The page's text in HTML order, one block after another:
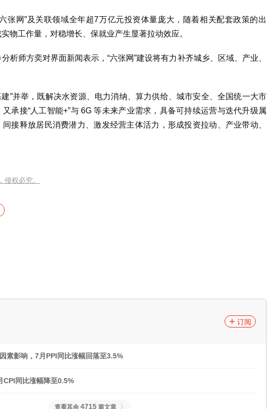
张网”及关联领域全年超7万亿元投资体量庞大，随着相关配套政策的出
物工作量，对稳增长、保就业产生显著拉动效应。
析师方奕对界面新闻表示，“六张网”建设将有力补齐城乡、区域、产业、
”并举，既解决水资源、电力消纳、算力供给、城市安全、全国统一大市
承接“人工智能+”与 6G 等未来产业需求，具备可持续运营与迭代升级属
接释放居民消费潜力、激发经营主体活力，形成投资拉动、产业带动、
权必究。
订阅
素影响，7月PPI同比涨幅回落至3.5%
CPI同比涨幅降至0.5%
查看其余 4715 篇文章